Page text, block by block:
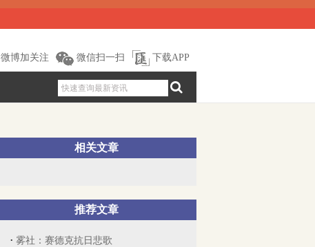
微博加关注 微信扫一扫 下载APP
相关文章
推荐文章
雾社：赛德克抗日悲歌